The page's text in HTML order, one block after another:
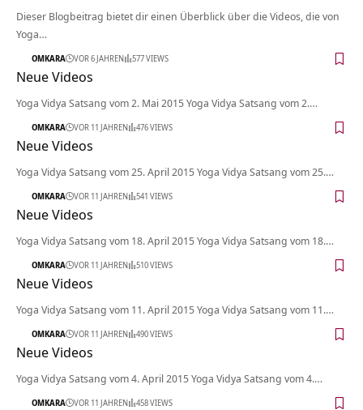
Dieser Blogbeitrag bietet dir einen Überblick über die Videos, die von
Yoga…
OMKARA VOR 6 JAHREN 577 VIEWS
Neue Videos
Yoga Vidya Satsang vom 2. Mai 2015 Yoga Vidya Satsang vom 2.…
OMKARA VOR 11 JAHREN 476 VIEWS
Neue Videos
Yoga Vidya Satsang vom 25. April 2015 Yoga Vidya Satsang vom 25.…
OMKARA VOR 11 JAHREN 541 VIEWS
Neue Videos
Yoga Vidya Satsang vom 18. April 2015 Yoga Vidya Satsang vom 18.…
OMKARA VOR 11 JAHREN 510 VIEWS
Neue Videos
Yoga Vidya Satsang vom 11. April 2015 Yoga Vidya Satsang vom 11.…
OMKARA VOR 11 JAHREN 490 VIEWS
Neue Videos
Yoga Vidya Satsang vom 4. April 2015 Yoga Vidya Satsang vom 4.…
OMKARA VOR 11 JAHREN 458 VIEWS